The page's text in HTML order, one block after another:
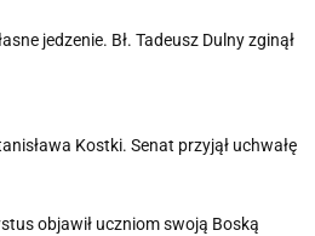
jedzenie. Bł. Tadeusz Dulny zginął
Kostki. Senat przyjął uchwałę
objawił uczniom swoją Boską